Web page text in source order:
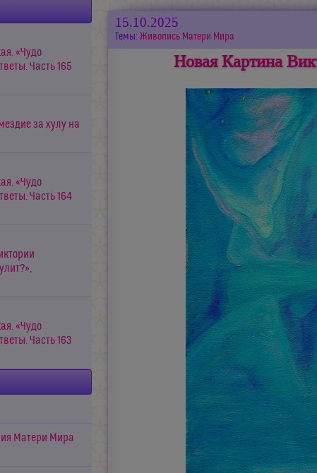
«Чудо
Часть 165
за хулу на
«Чудо
Часть 164
«Чудо
Часть 163
Матери Мира
15.10.2025
Темы: Живопись Матери Мира
Новая Картина